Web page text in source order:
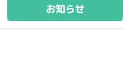
お知らせ